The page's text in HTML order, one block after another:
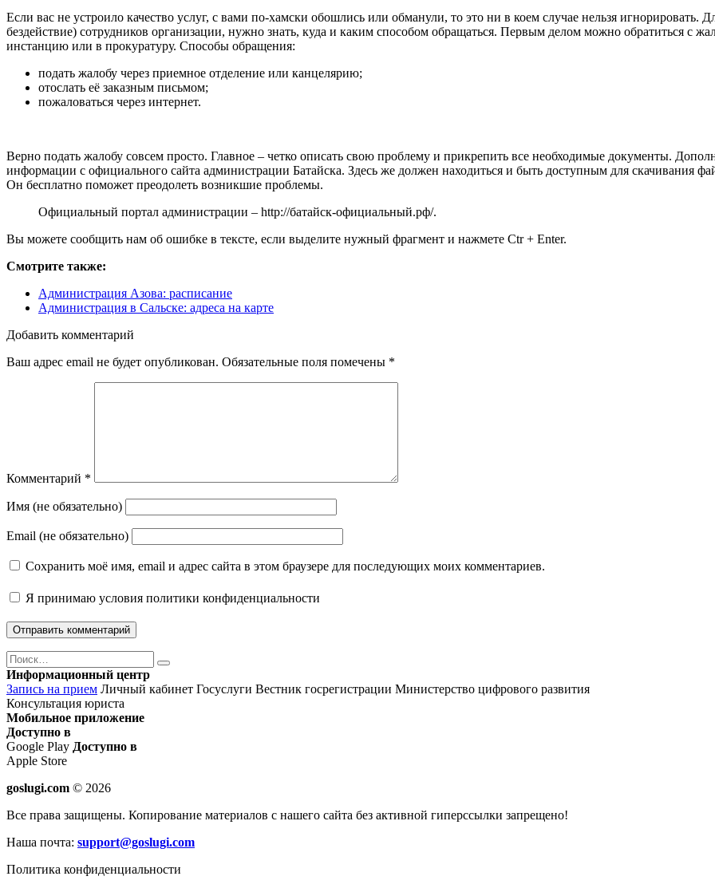
Если вас не устроило качество услуг, с вами по-хамски обошлись или обманули, то это ни в коем случае нельзя игнорировать.
бездействие) сотрудников организации, нужно знать, куда и каким способом обращаться. Первым делом можно обратиться с
инстанцию или в прокуратуру. Способы обращения:
подать жалобу через приемное отделение или канцелярию;
отослать её заказным письмом;
пожаловаться через интернет.
Верно подать жалобу совсем просто. Главное – четко описать свою проблему и прикрепить все необходимые документы.
информации с официального сайта администрации Батайска. Здесь же должен находиться и быть доступным для
Он бесплатно поможет преодолеть возникшие проблемы.
Официальный портал администрации – http://батайск-официальный.рф/.
Вы можете сообщить нам об ошибке в тексте, если выделите нужный фрагмент и нажмете Ctr + Enter.
Смотрите также:
Администрация Азова: расписание
Администрация в Сальске: адреса на карте
Добавить комментарий
Ваш адрес email не будет опубликован. Обязательные поля помечены *
Комментарий *
Имя (не обязательно)
Email (не обязательно)
Сохранить моё имя, email и адрес сайта в этом браузере для последующих моих комментариев.
Я принимаю условия политики конфиденциальности
Поиск
Найти
Информационный центр
Запись на прием Личный кабинет Госуслуги Вестник госрегистрации Министерство цифрового развития
Консультация юриста
Мобильное приложение
Доступно в
Google Play Доступно в
Apple Store
goslugi.com © 2026
Все права защищены. Копирование материалов с нашего сайта без активной гиперссылки запрещено!
Наша почта: support@goslugi.com
Политика конфиденциальности